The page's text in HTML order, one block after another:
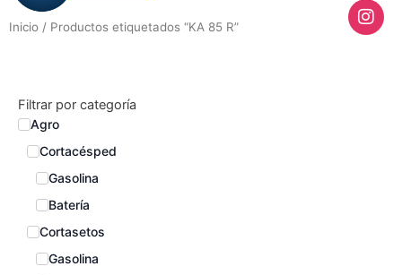
Inicio / Productos etiquetados “KA 85 R”
Filtrar por categoría
Agro
Cortacésped
Gasolina
Batería
Cortasetos
Gasolina